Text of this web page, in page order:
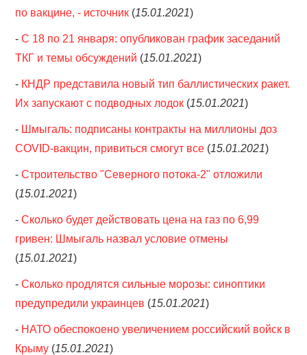
по вакцине, - источник (15.01.2021)
-С 18 по 21 января: опубликован график заседаний
ТКГ и темы обсуждений (15.01.2021)
- КНДР представила новый тип баллистических ракет.
Их запускают с подводных лодок (15.01.2021)
- Шмыгаль: подписаны контракты на миллионы доз
COVID-вакцин, привиться смогут все (15.01.2021)
-Строительство "Северного потока-2" отложили
(15.01.2021)
-Сколько будет действовать цена на газ по 6,99
гривен: Шмыгаль назвал условие отмены
(15.01.2021)
-Сколько продлятся сильные морозы: синоптики
предупредили украинцев (15.01.2021)
- НАТО обеспокоено увеличением российский войск в
Крыму (15.01.2021)